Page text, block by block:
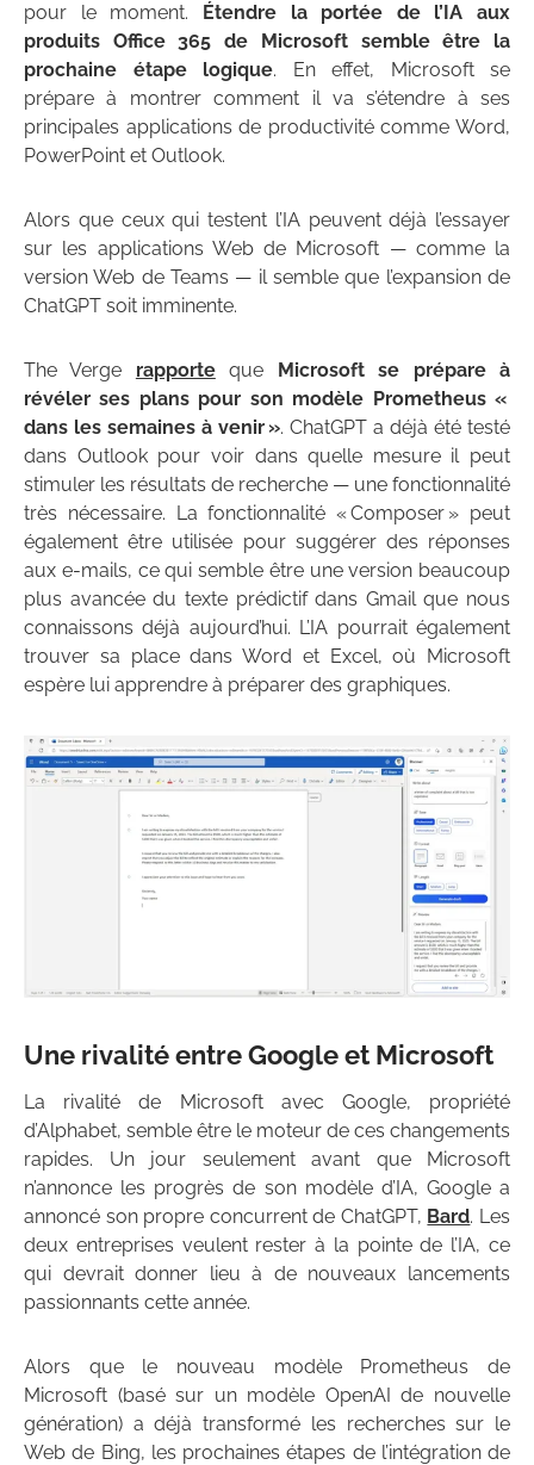
pour le moment.
Étendre la portée de l’IA aux
produits Office 365 de Microsoft semble être la
prochaine étape logique. En effet, Microsoft se
prépare à montrer comment il va s’étendre à ses
principales applications de productivité comme Word,
PowerPoint et Outlook.
Alors que ceux qui testent l’IA peuvent déjà l’essayer
sur les applications Web de Microsoft — comme la
version Web de Teams — il semble que l’expansion de
ChatGPT soit imminente.
The Verge rapporteque
Microsoft se prépare à
révéler ses plans pour son modèle Prometheus «
dans les semaines à venir ». ChatGPT a déjà été testé
dans Outlook pour voir dans quelle mesure il peut
stimuler les résultats de recherche — une fonctionnalité
très nécessaire. La fonctionnalité « Composer » peut
également être utilisée pour suggérer des réponses
aux e-mails, ce qui semble être une version beaucoup
plus avancée du texte prédictif dans Gmail que nous
connaissons déjà aujourd’hui. L’IA pourrait également
trouver sa place dans Word et Excel, où Microsoft
espère lui apprendre à préparer des graphiques.
Une rivalité entre Google et Microsoft
La rivalité de Microsoft avec Google, propriété
d’Alphabet, semble être le moteur de ces changements
rapides. Un jour seulement avant que Microsoft
n’annonce les progrès de son modèle d’IA, Google a
annoncé son propre concurrent de ChatGPT, Bard. Les
deux entreprises veulent rester à la pointe de l’IA, ce
qui devrait donner lieu à de nouveaux lancements
passionnants cette année.
Alors que le nouveau modèle Prometheus de
Microsoft (basé sur un modèle OpenAI de nouvelle
génération) a déjà transformé les recherches sur le
Web de Bing, les prochaines étapes de l’intégration de